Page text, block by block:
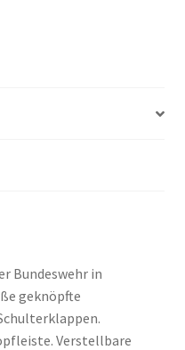
Bundeswehr in
geknöpfte
Verstellbare